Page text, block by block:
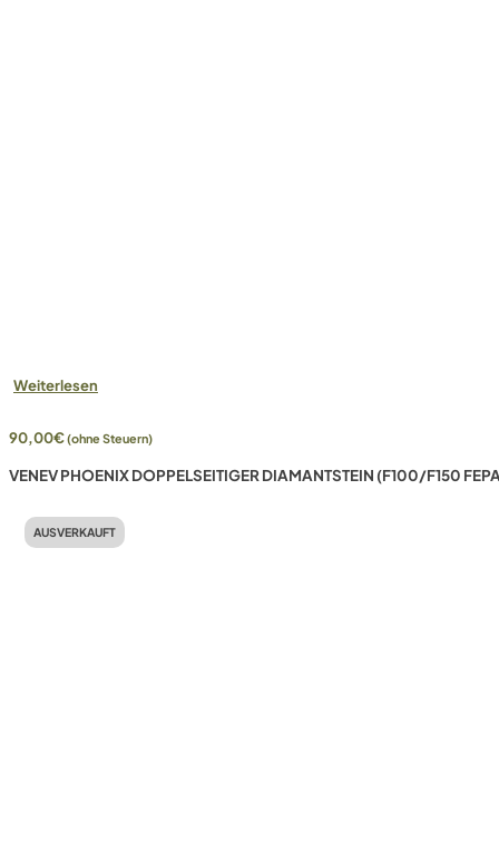
Weiterlesen
90,00€(ohne Steuern)
VENEV PHOENIX DOPPELSEITIGER DIAMANTSTEIN (F100/F150
AUSVERKAUFT